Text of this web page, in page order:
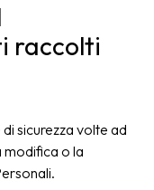
raccolti
sicurezza volte ad
modifica o la